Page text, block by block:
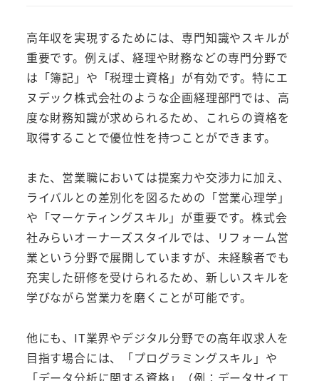
高年収を実現するためには、専門知識やスキルが
重要です。例えば、経理や財務などの専門分野で
は「簿記」や「税理士資格」が有効です。特にエ
ヌデック株式会社のような企画経理部門では、高
度な財務知識が求められるため、これらの資格を
取得することで優位性を持つことができます。
また、営業職においては提案力や交渉力に加え、
ライバルとの差別化を図るための「営業心理学」
や「マーケティングスキル」が重要です。株式会
社みらいオーナーズスタイルでは、リフォーム営
業という分野で展開していますが、未経験者でも
充実した研修を受けられるため、新しいスキルを
学びながら営業力を磨くことが可能です。
他にも、IT業界やデジタル分野での高年収求人を
目指す場合には、「プログラミングスキル」や
「データ分析に関する資格」（例：データサイエ